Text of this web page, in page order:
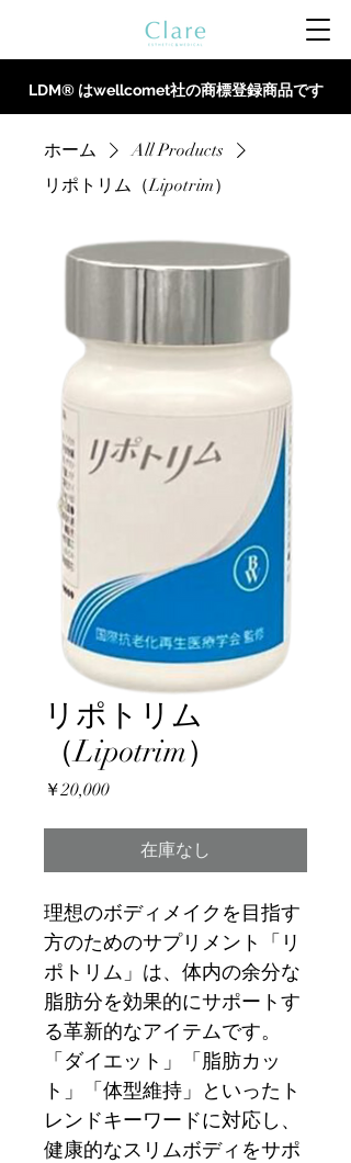
LDM® はwellcomet社の商標登録商品です
ホーム
All Products
リポトリム（Lipotrim）
リポトリム
（Lipotrim）
￥20,000価
在庫なし
理想のボディメイクを目指す
方のためのサプリメント「リ
ポトリム」は、体内の余分な
脂肪分を効果的にサポートす
る革新的なアイテムです。
「ダイエット」「脂肪カッ
ト」「体型維持」といったト
レンドキーワードに対応し、
健康的なスリムボディをサポ